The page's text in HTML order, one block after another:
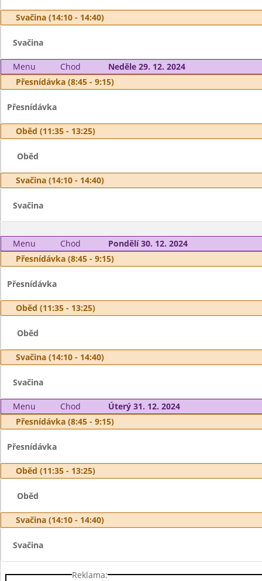
Svačina (14:10 - 14:40)
Svačina
Menu Chod
Neděle 29. 12. 2024
Přesnídávka (8:45 - 9:15)
Přesnídávka
Oběd (11:35 - 13:25)
Oběd
Svačina (14:10 - 14:40)
Svačina
Menu Chod
Pondělí 30. 12. 2024
Přesnídávka (8:45 - 9:15)
Přesnídávka
Oběd (11:35 - 13:25)
Oběd
Svačina (14:10 - 14:40)
Svačina
Menu Chod
Úterý 31. 12. 2024
Přesnídávka (8:45 - 9:15)
Přesnídávka
Oběd (11:35 - 13:25)
Oběd
Svačina (14:10 - 14:40)
Svačina
Reklama: